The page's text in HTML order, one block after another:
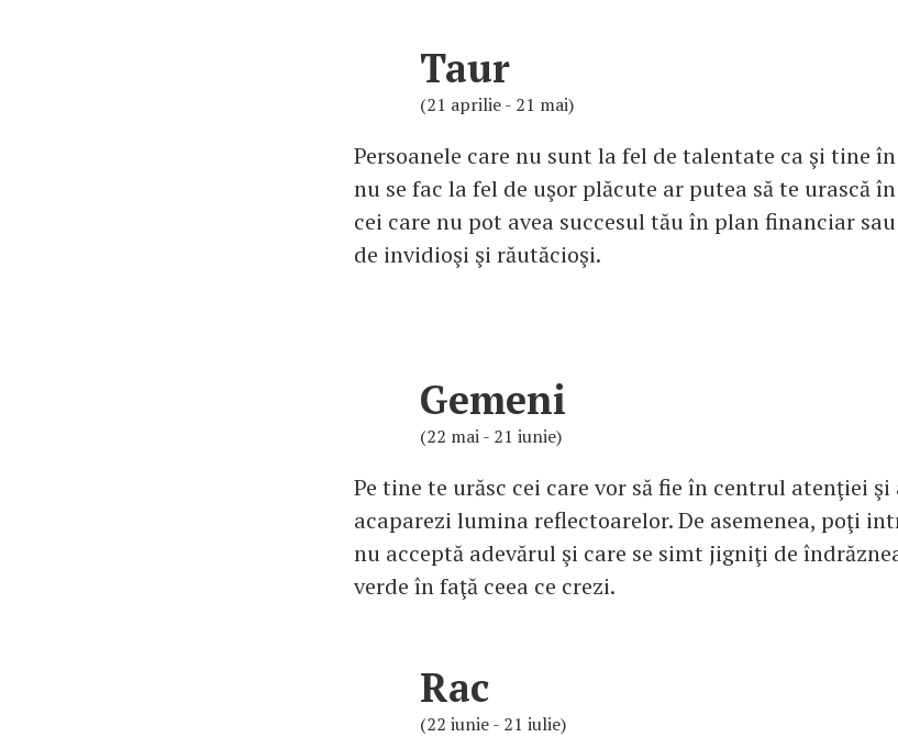
Taur
(21 aprilie - 21 mai)
Persoanele care nu sunt la fel de talentate ca şi tine
nu se fac la fel de uşor plăcute ar putea să te urască în
cei care nu pot avea succesul tău în plan financiar
de invidioşi şi răutăcioşi.
Gemeni
(22 mai - 21 iunie)
Pe tine te urăsc cei care vor să fie în centrul atenţiei
acaparezi lumina reflectoarelor. De asemenea, poţi
nu acceptă adevărul şi care se simt jigniţi de
verde în faţă ceea ce crezi.
Rac
(22 iunie - 21 iulie)